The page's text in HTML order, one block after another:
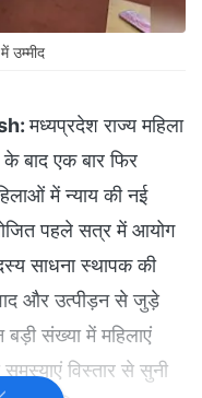
उम्मीद
मध्यप्रदेश राज्य महिला
बाद एक बार फिर
में न्याय की नई
पहले सत्र में आयोग
साधना स्थापक की
और उत्पीड़न से जुड़े
बड़ी संख्या में महिलाएं
विस्तार से सुनी